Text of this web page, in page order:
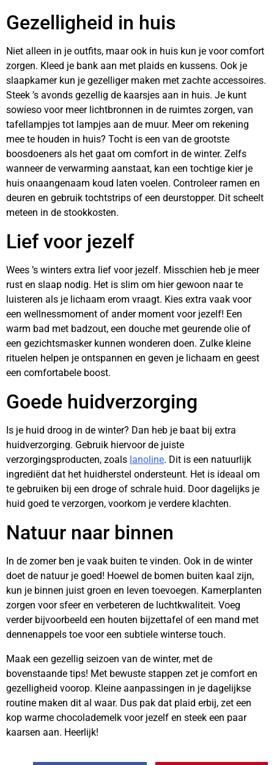
Gezelligheid in huis
Niet alleen in je outfits, maar ook in huis kun je voor comfort
zorgen. Kleed je bank aan met plaids en kussens. Ook je
slaapkamer kun je gezelliger maken met zachte accessoires.
Steek ’s avonds gezellig de kaarsjes aan in huis. Je kunt
sowieso voor meer lichtbronnen in de ruimtes zorgen, van
tafellampjes tot lampjes aan de muur. Meer om rekening
mee te houden in huis? Tocht is een van de grootste
boosdoeners als het gaat om comfort in de winter. Zelfs
wanneer de verwarming aanstaat, kan een tochtige kier je
huis onaangenaam koud laten voelen. Controleer ramen en
deuren en gebruik tochtstrips of een deurstopper. Dit scheelt
meteen in de stookkosten.
Lief voor jezelf
Wees ’s winters extra lief voor jezelf. Misschien heb je meer
rust en slaap nodig. Het is slim om hier gewoon naar te
luisteren als je lichaam erom vraagt. Kies extra vaak voor
een wellnessmoment of ander moment voor jezelf! Een
warm bad met badzout, een douche met geurende olie of
een gezichtsmasker kunnen wonderen doen. Zulke kleine
rituelen helpen je ontspannen en geven je lichaam en geest
een comfortabele boost.
Goede huidverzorging
Is je huid droog in de winter? Dan heb je baat bij extra
huidverzorging. Gebruik hiervoor de juiste
verzorgingsproducten, zoals lanoline. Dit is een natuurlijk
ingrediënt dat het huidherstel ondersteunt. Het is ideaal om
te gebruiken bij een droge of schrale huid. Door dagelijks je
huid goed te verzorgen, voorkom je verdere klachten.
Natuur naar binnen
In de zomer ben je vaak buiten te vinden. Ook in de winter
doet de natuur je goed! Hoewel de bomen buiten kaal zijn,
kun je binnen juist groen en leven toevoegen. Kamerplanten
zorgen voor sfeer en verbeteren de luchtkwaliteit. Voeg
verder bijvoorbeeld een houten bijzettafel of een mand met
dennenappels toe voor een subtiele winterse touch.
Maak een gezellig seizoen van de winter, met de
bovenstaande tips! Met bewuste stappen zet je comfort en
gezelligheid voorop. Kleine aanpassingen in je dagelijkse
routine maken dit al waar. Dus pak dat plaid erbij, zet een
kop warme chocolademelk voor jezelf en steek een paar
kaarsen aan. Heerlijk!